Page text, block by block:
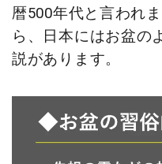
暦500年代と言われ
ら、日本にはお盆の
説があります。